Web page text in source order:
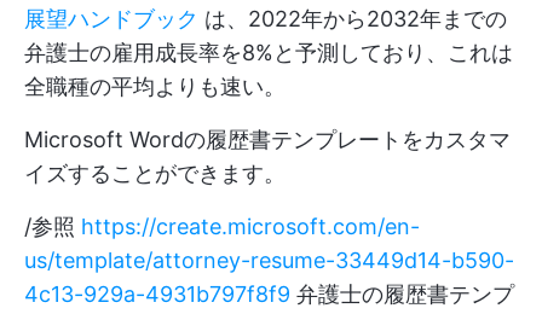
展望ハンドブック は、2022年から2032年までの
弁護士の雇用成長率を8%と予測しており、これは
全職種の平均よりも速い。
Microsoft Wordの履歴書テンプレートをカスタマ
イズすることができます。
/参照 https://create.microsoft.com/en-
us/template/attorney-resume-33449d14-b590-
4c13-929a-4931b797f8f9 弁護士の履歴書テンプ